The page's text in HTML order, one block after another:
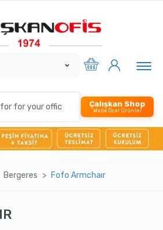
Çalışkan Shop
Webe Özel Ürünler
Bergeres Fofo Armchaır